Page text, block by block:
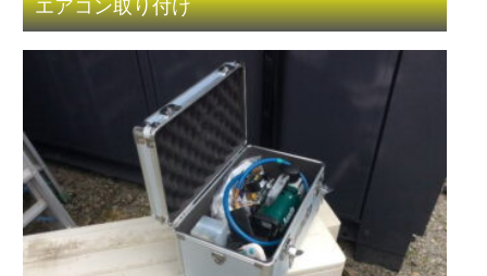
エアコン取り付け